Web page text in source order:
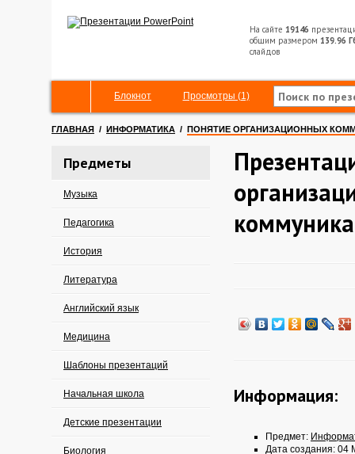
На сайте 19146
общим размером 139.96
слайдов
Блокнот Просмотры (1)
ГЛАВНАЯ / ИНФОРМАТИКА / ПОНЯТИЕ ОРГАНИЗАЦИОННЫХ
Предметы
Музыка
Педагогика
История
Литература
Английский язык
Медицина
Шаблоны презентаций
Начальная школа
Детские презентации
Биология
Информация:
Предмет:
Дата создания: 04